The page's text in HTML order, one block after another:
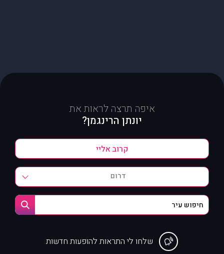
איפה תרצה לראות את
יונתן הרינגמן?
דרום
שלחו לי התראות להופעות חדשות